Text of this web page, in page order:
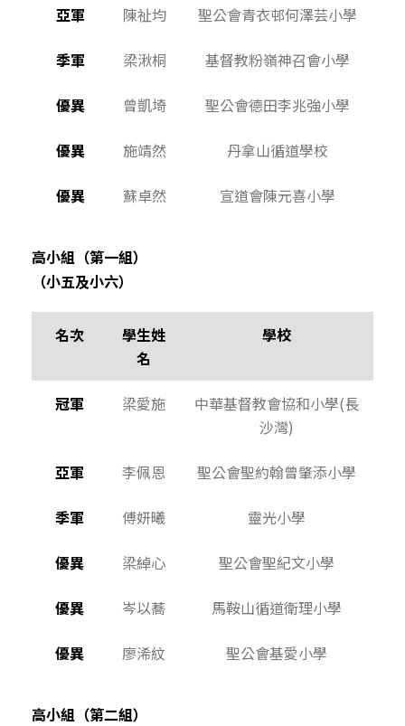
亞軍 陳祉均 聖公會青衣邨何澤芸小學
季軍 梁湫桐 基督教粉嶺神召會小學
優異 曾凱埼 聖公會德田李兆強小學
優異 施靖然 丹拿山循道學校
優異 蘇卓然 宣道會陳元喜小學
高小組（第一組）
（小五及小六）
名次
學生姓
名
學校
冠軍 梁愛施
中華基督教會協和小學(長
沙灣)
亞軍 李佩恩 聖公會聖約翰曾肇添小學
季軍 傅妍曦 靈光小學
優異 梁綽心 聖公會聖紀文小學
優異 岑以蕎 馬鞍山循道衛理小學
優異 廖浠紋 聖公會基愛小學
高小組（第二組）